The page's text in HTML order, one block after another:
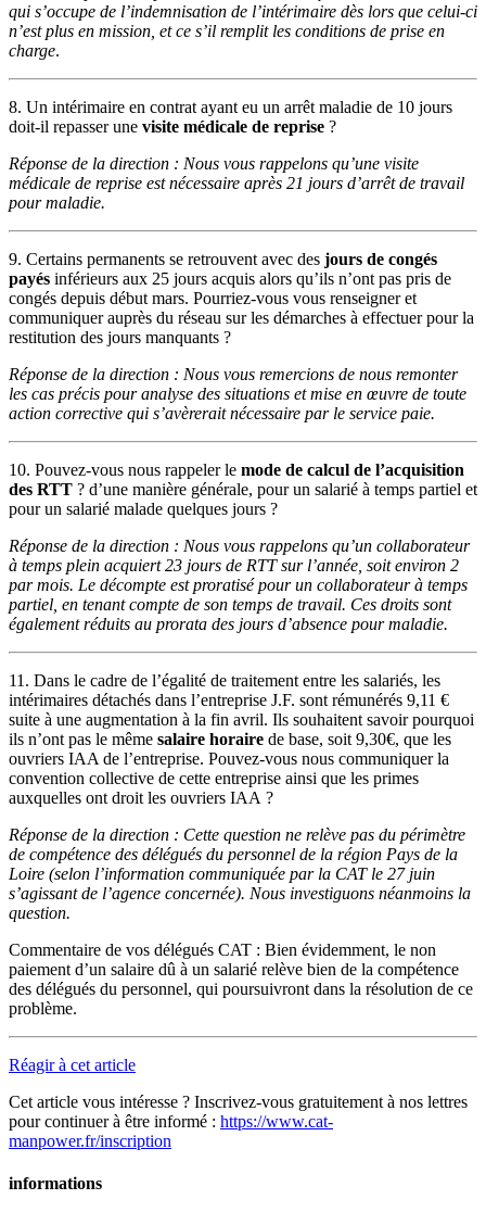
qui s’occupe de l’indemnisation de l’intérimaire dès lors que celui-ci
n’est plus en mission, et ce s’il remplit les conditions de prise en
charge.
8. Un intérimaire en contrat ayant eu un arrêt maladie de 10 jours
doit-il repasser une visite médicale de reprise ?
Réponse de la direction : Nous vous rappelons qu’une visite
médicale de reprise est nécessaire après 21 jours d’arrêt de travail
pour maladie.
9. Certains permanents se retrouvent avec des jours de congés
payés inférieurs aux 25 jours acquis alors qu’ils n’ont pas pris de
congés depuis début mars. Pourriez-vous vous renseigner et
communiquer auprès du réseau sur les démarches à effectuer pour la
restitution des jours manquants ?
Réponse de la direction : Nous vous remercions de nous remonter
les cas précis pour analyse des situations et mise en œuvre de toute
action corrective qui s’avèrerait nécessaire par le service paie.
10. Pouvez-vous nous rappeler le mode de calcul de l’acquisition
des RTT ? d’une manière générale, pour un salarié à temps partiel et
pour un salarié malade quelques jours ?
Réponse de la direction : Nous vous rappelons qu’un collaborateur
à temps plein acquiert 23 jours de RTT sur l’année, soit environ 2
par mois. Le décompte est proratisé pour un collaborateur à temps
partiel, en tenant compte de son temps de travail. Ces droits sont
également réduits au prorata des jours d’absence pour maladie.
11. Dans le cadre de l’égalité de traitement entre les salariés, les
intérimaires détachés dans l’entreprise J.F. sont rémunérés 9,11 €
suite à une augmentation à la fin avril. Ils souhaitent savoir pourquoi
ils n’ont pas le même salaire horaire de base, soit 9,30€, que les
ouvriers IAA de l’entreprise. Pouvez-vous nous communiquer la
convention collective de cette entreprise ainsi que les primes
auxquelles ont droit les ouvriers IAA ?
Réponse de la direction : Cette question ne relève pas du périmètre
de compétence des délégués du personnel de la région Pays de la
Loire (selon l’information communiquée par la CAT le 27 juin
s’agissant de l’agence concernée). Nous investiguons néanmoins la
question.
Commentaire de vos délégués CAT : Bien évidemment, le non
paiement d’un salaire dû à un salarié relève bien de la compétence
des délégués du personnel, qui poursuivront dans la résolution de ce
problème.
Réagir à cet article
Cet article vous intéresse ? Inscrivez-vous gratuitement à nos lettres
pour continuer à être informé : https://www.cat-
manpower.fr/inscription
informations